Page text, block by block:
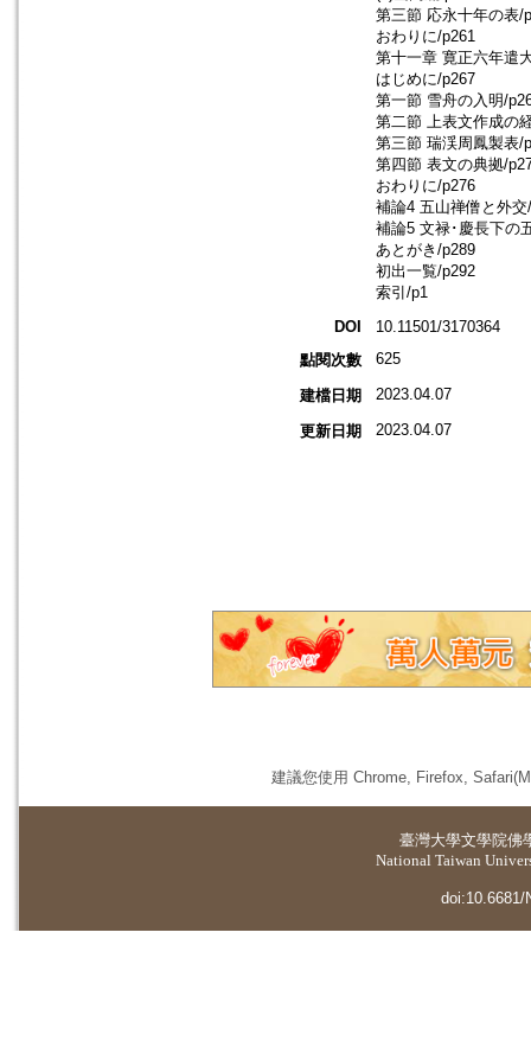
第三節 応永十年の表/
おわりに/p261
第十一章 寛正六年遣
はじめに/p267
第一節 雪舟の入明/
第二節 上表文作成の
第三節 瑞渓周鳳製表/
第四節 表文の典拠/
おわりに/p276
補論4 五山禅僧と外交
補論5 文禄･慶長下の
あとがき/p289
初出一覧/p292
索引/p1
DOI
10.11501/3170364
點閱次數
625
建檔日期 2023.04.07
更新日期 2023.04.07
建議您使用 Chrome, Firefox,
臺灣大學文學院佛
National Taiwan
doi:10.6681/